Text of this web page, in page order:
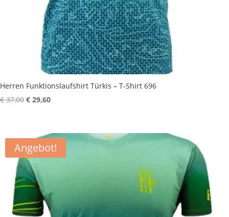
Herren Funktionslaufshirt Türkis – T-Shirt 696
€37,00 Ursprünglicher
€ 37,00
€ 29,60Aktueller
€ 29,60.
Angebot!